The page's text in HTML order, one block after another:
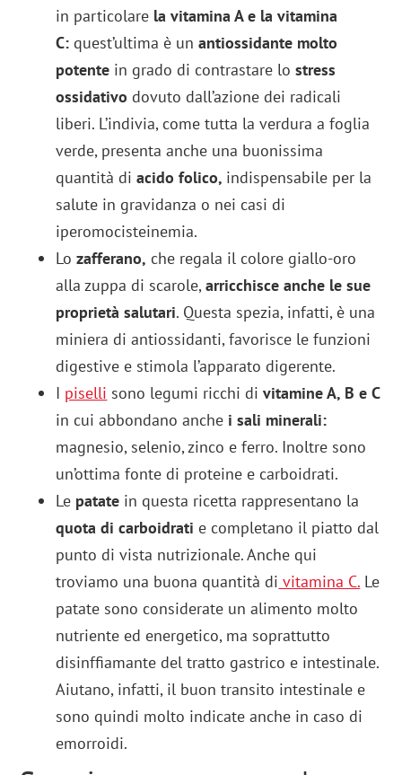
in particolare la vitamina A e la vitamina
C: quest’ultima è unantiossidante molto
potente in grado di contrastare lostress
ossidativo dovuto dall’azione dei radicali
liberi. L’indivia, come tutta la verdura a foglia
verde, presenta anche una buonissima
quantità diacido folico, indispensabile per la
salute in gravidanza o nei casi di
iperomocisteinemia.
Lozafferano, che regala il colore giallo-oro
alla zuppa di scarole,arricchisce anche le sue
proprietà salutari. Questa spezia, infatti, è una
miniera di antiossidanti, favorisce le funzioni
digestive e stimola l’apparato digerente.
I piselli sono legumi ricchi di vitamine A, B e C
in cui abbondano anche i sali minerali:
magnesio, selenio, zinco e ferro. Inoltre sono
un’ottima fonte di proteine e carboidrati.
Le patate in questa ricetta rappresentano la
quota di carboidrati e completano il piatto dal
punto di vista nutrizionale. Anche qui
troviamo una buona quantità di vitamina C. Le
patate sono considerate un alimento molto
nutriente ed energetico, ma soprattutto
disinffiamante del tratto gastrico e intestinale.
Aiutano, infatti, il buon transito intestinale e
sono quindi molto indicate anche in caso di
emorroidi.